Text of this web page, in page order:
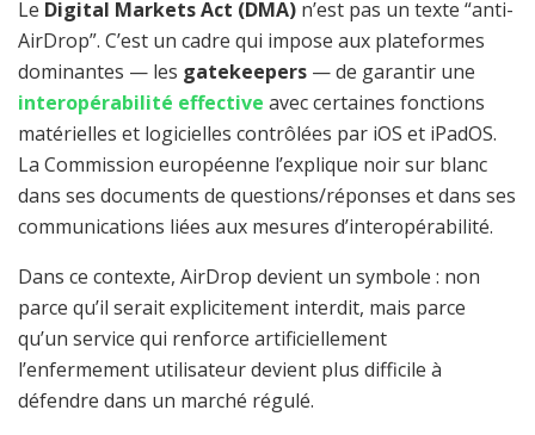
Le Digital Markets Act (DMA) n’est pas un texte “anti-
AirDrop”. C’est un cadre qui impose aux plateformes
dominantes — les gatekeepers — de garantir une
interopérabilité effective avec certaines fonctions
matérielles et logicielles contrôlées par iOS et iPadOS.
La Commission européenne l’explique noir sur blanc
dans ses documents de questions/réponses et dans ses
communications liées aux mesures d’interopérabilité.
Dans ce contexte, AirDrop devient un symbole : non
parce qu’il serait explicitement interdit, mais parce
qu’un service qui renforce artificiellement
l’enfermement utilisateur devient plus difficile à
défendre dans un marché régulé.